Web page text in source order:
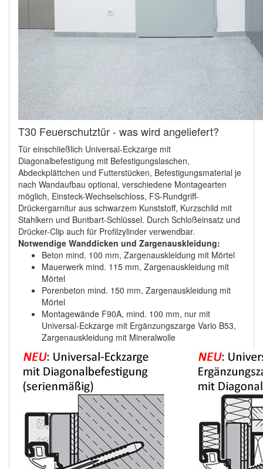
T30 Feuerschutztür - was wird angeliefert?
Tür einschließlich Universal-Eckzarge mit
Diagonalbefestigung mit Befestigungslaschen,
Abdeckplättchen und Futterstücken, Befestigungsmaterial je
nach Wandaufbau optional, verschiedene Montagearten
möglich, Einsteck-Wechselschloss, FS-Rundgriff-
Drückergarnitur aus schwarzem Kunststoff, Kurzschild mit
Stahlkern und Buntbart-Schlüssel. Durch Schloßeinsatz und
Drücker-Clip auch für Profilzylinder verwendbar.
Notwendige Wanddicken und Zargenauskleidung:
Beton mind. 100 mm, Zargenauskleidung mit Mörtel
Mauerwerk mind. 115 mm, Zargenauskleidung mit
Mörtel
Porenbeton mind. 150 mm, Zargenauskleidung mit
Mörtel
Montagewände F90A, mind. 100 mm, nur mit
Universal-Eckzarge mit Ergänzungszarge Vario B53,
Zargenauskleidung mit Mineralwolle